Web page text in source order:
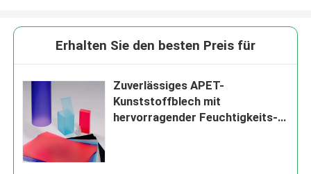
Erhalten Sie den besten Preis für
Zuverlässiges APET-
Kunststoffblech mit
hervorragender Feuchtigkeits-